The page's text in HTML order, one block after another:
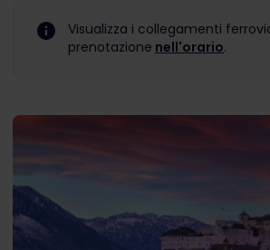
Visualizza i collegamenti
prenotazione nell'orario.